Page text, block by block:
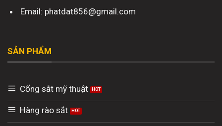
Email: phatdat856@gmail.com
SẢN PHẨM
Cổng sắt mỹ thuật
Hàng rào sắt